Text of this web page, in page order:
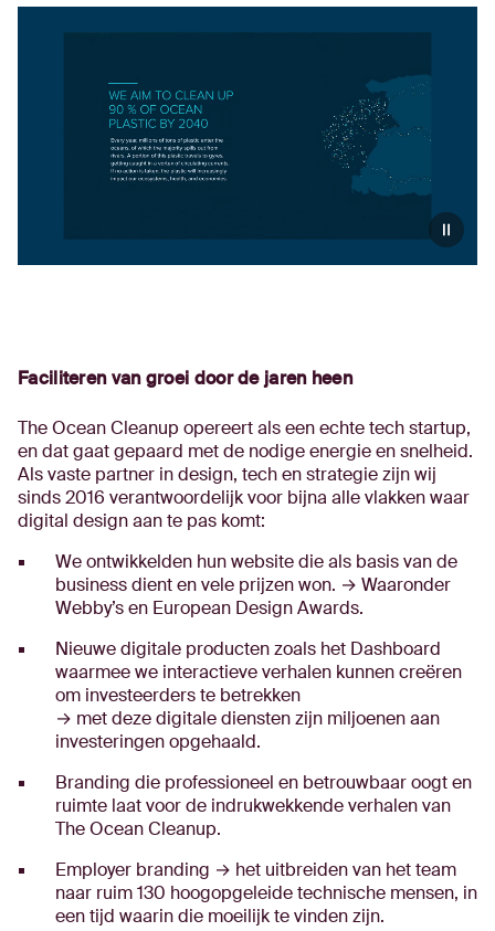
Faciliteren van groei door de jaren heen
The Ocean Cleanup opereert als een echte tech startup,
en dat gaat gepaard met de nodige energie en snelheid.
Als vaste partner in design, tech en strategie zijn wij
sinds 2016 verantwoordelijk voor bijna alle vlakken waar
digital design aan te pas komt:
We ontwikkelden hun website die als basis van de
business dient en vele prijzen won. → Waaronder
Webby’s en European Design Awards.
Nieuwe digitale producten zoals het Dashboard
waarmee we interactieve verhalen kunnen creëren
om investeerders te betrekken
→ met deze digitale diensten zijn miljoenen aan
investeringen opgehaald.
Branding die professioneel en betrouwbaar oogt en
ruimte laat voor de indrukwekkende verhalen van
The Ocean Cleanup.
Employer branding → het uitbreiden van het team
naar ruim 130 hoogopgeleide technische mensen, in
een tijd waarin die moeilijk te vinden zijn.